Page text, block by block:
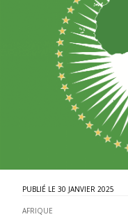
30 JANVIER 2025
AFRIQUE